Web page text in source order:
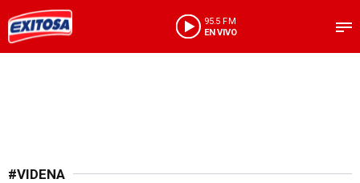
95.5 FM
EN VIVO
#VIDENA